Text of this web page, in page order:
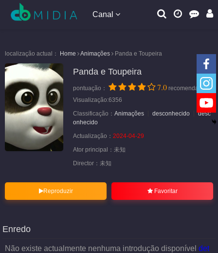
Canal
localização actual： Home Animações Panda e Toupeira
Panda e Toupeira
pontuação： 7.0 recomendação
Visualização:6356
Classificação： Animações desconhecido
desc
onhecido
Actualização： 2024-04-29
Ator principal： 未知
Director： 未知
Reproduzir Favoritar
Enredo
Não existe actualmente nenhuma introdução disponível det